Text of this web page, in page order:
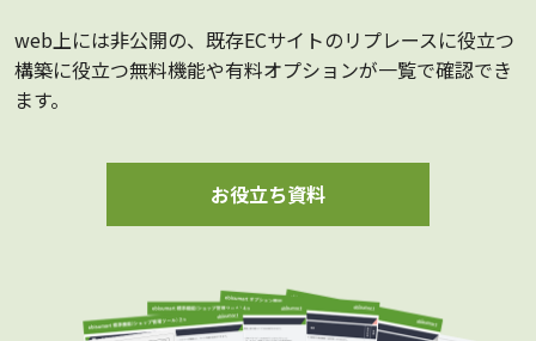
web上には非公開の、既存ECサイトのリプレースに役立つ
構築に役立つ無料機能や有料オプションが一覧で確認でき
ます。
お役立ち資料